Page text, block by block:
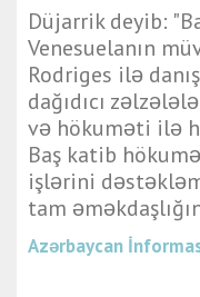
Düjarrik deyib:
Venesuelanın
Rodriges ilə
dağıdıcı
və hökuməti ilə
Baş katib
işlərini
tam
Azərbaycan